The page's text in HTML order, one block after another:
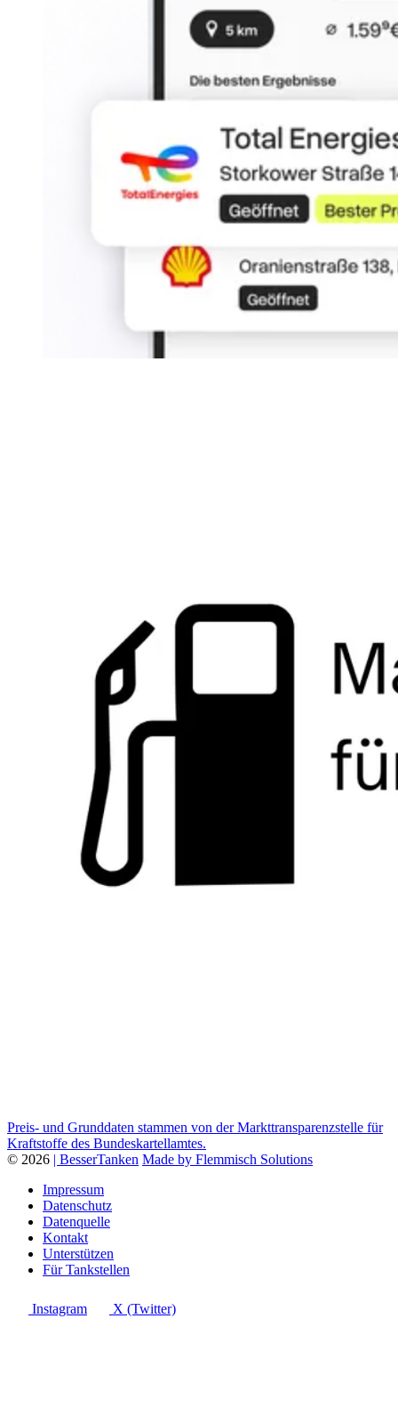
Preis- und Grunddaten stammen von der Markttransparenzstelle für
Kraftstoffe des Bundeskartellamtes.
© 2026 | BesserTanken Made by Flemmisch Solutions
Impressum
Datenschutz
Datenquelle
Kontakt
Unterstützen
Für Tankstellen
Instagram X (Twitter)